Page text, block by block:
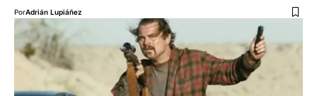
PorAdrián Lupiáñez